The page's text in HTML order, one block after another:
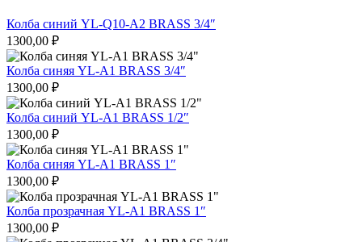
Колба синий YL-Q10-A2 BRASS 3/4″
1300,00 ₽
Колба синяя YL-A1 BRASS 3/4″
1300,00 ₽
Колба синий YL-A1 BRASS 1/2″
1300,00 ₽
Колба синяя YL-A1 BRASS 1″
1300,00 ₽
Колба прозрачная YL-A1 BRASS 1″
1300,00 ₽